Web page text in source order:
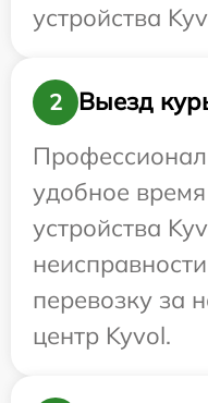
устройства
2
Выезд
удобное
устройства
перевозку за
центр Kyvol.